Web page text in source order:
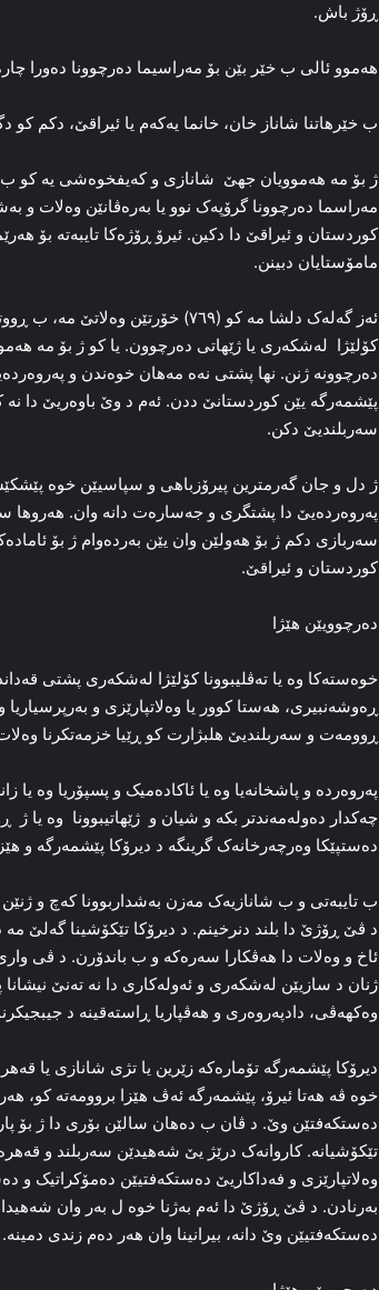
ڕۆژ باش.
هه‌موو ئالی ب خێر بێن بۆ مه‌راسیما ده‌رچوونا ده‌ورا
ب خێرهاتنا شاناز خان، خانما یه‌که‌م یا ئیراقێ، دکم
ژ بۆ مه‌ هه‌موویان جهێ شانازی و که‌یفخوه‌شی یه‌ کو
مه‌راسما ده‌رچوونا گرۆپه‌ک نوو یا به‌ره‌ڤانێن وه‌لات و
کوردستان و ئیراقێ دا دکین. ئیرۆ ڕۆژه‌کا تایبه‌ته‌ بۆ
مامۆستایان دبینن.
ئه‌ز گه‌له‌ک دلشا مه‌ کو (۷٦۹) خۆرتێن
ده‌رچوونه‌ ژنن. نها پشتی نه‌ه مه‌هان خوه‌ندن و
پێشمه‌رگه‌ یێن کوردستانێ ددن. ئه‌م د وێ باوه‌ریێ دا
سه‌ربلندیێ دکن.
ژ دل و جان گه‌رمترین پیرۆزباهی و سپاسیێن خوه‌
په‌روه‌رده‌یێ دا پشتگری و جه‌ساره‌ت دانه‌ وان. هه‌روها
سه‌ربازی دکم ژ بۆ هه‌ولێن وان یێن به‌رده‌وام ژ بۆ
کوردستان و ئیراقێ.
ده‌رچوویێن هێژا
خوه‌سته‌کا وه‌ یا ته‌ڤلیبوونا کۆلێژا له‌شکه‌ری پشتی
ڕه‌وشه‌نبیری، هه‌ستا کوور یا وه‌لاتپارێزی و به‌رپرسیاریا
ڕوومه‌ت و سه‌ربلندیێ هلبژارت کو ڕێیا خزمه‌تکرنا
په‌روه‌رده‌ و پاشخانه‌یا وه‌ یا ئاکاده‌میک و پسپۆریا وه‌
چه‌کدار ده‌وله‌مه‌ندتر بکه‌ و شیان و ژێهاتیبوونا وه‌ یا ژ
ده‌ستپێکا وه‌رچه‌رخانه‌ک گرینگه‌ د دیرۆکا پێشمه‌رگه‌ و
ب تایبه‌تی و ب شانازیه‌ک مه‌زن به‌شداربوونا که‌چ و
د ڤێ ڕۆژێ دا بلند دنرخینم. د دیرۆکا تێکۆشینا گه‌لێ مه‌
ئاخ و وه‌لات دا هه‌ڤکارا سه‌ره‌که‌ و ب باندۆرن. د ڤی
ژنان د سازیێن له‌شکه‌ری و ئه‌وله‌کاری دا نه‌ ته‌نێ نیشانا
وه‌کهه‌ڤی، دادپه‌روه‌ری و هه‌ڤپاریا ڕاسته‌قینه‌ د
دیرۆکا پێشمه‌رگه‌ تۆماره‌که‌ زێرین یا تژی شانازی یا
خوه‌ ڤه‌ هه‌تا ئیرۆ، پێشمه‌رگه‌ ئه‌ڤ هێزا بروومه‌ته‌ کو،
ده‌ستکه‌فتێن وێ. د ڤان ب ده‌هان سالێن بۆری دا ژ بۆ
تێکۆشیانه‌. کاروانه‌ک درێژ یێ شه‌هیدێن سه‌ربلند و
وه‌لاتپارێزی و فه‌داکاریێ ده‌ستکه‌فتیێن ده‌مۆکراتیک
به‌رنادن. د ڤێ ڕۆژێ دا ئه‌م به‌ژنا خوه‌ ل به‌ر وان
ده‌ستکه‌فتیێن وێ دانه‌، بیرانینا وان هه‌ر ده‌م زندی دمینه‌.